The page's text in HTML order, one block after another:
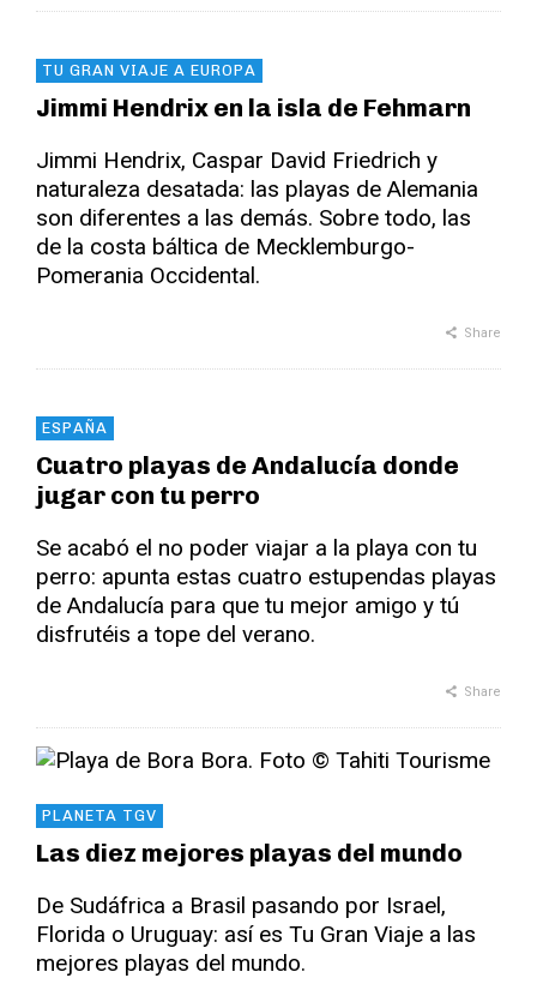
TU GRAN VIAJE A EUROPA
Jimmi Hendrix en la isla de Fehmarn
Jimmi Hendrix, Caspar David Friedrich y
naturaleza desatada: las playas de Alemania
son diferentes a las demás. Sobre todo, las
de la costa báltica de Mecklemburgo-
Pomerania Occidental.
Share
ESPAÑA
Cuatro playas de Andalucía donde
jugar con tu perro
Se acabó el no poder viajar a la playa con tu
perro: apunta estas cuatro estupendas playas
de Andalucía para que tu mejor amigo y tú
disfrutéis a tope del verano.
Share
PLANETA TGV
Las diez mejores playas del mundo
De Sudáfrica a Brasil pasando por Israel,
Florida o Uruguay: así es Tu Gran Viaje a las
mejores playas del mundo.